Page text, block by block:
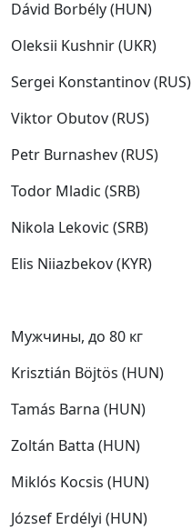
Dávid Borbély (HUN)
Oleksii Kushnir (UKR)
Sergei Konstantinov (RUS)
Viktor Obutov (RUS)
Petr Burnashev (RUS)
Todor Mladic (SRB)
Nikola Lekovic (SRB)
Elis Niiazbekov (KYR)
Мужчины, до 80 кг
Krisztián Böjtös (HUN)
Tamás Barna (HUN)
Zoltán Batta (HUN)
Miklós Kocsis (HUN)
József Erdélyi (HUN)